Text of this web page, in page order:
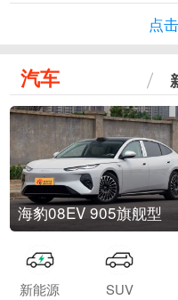
点
汽车
海豹08EV 905旗舰型
新能源 SUV